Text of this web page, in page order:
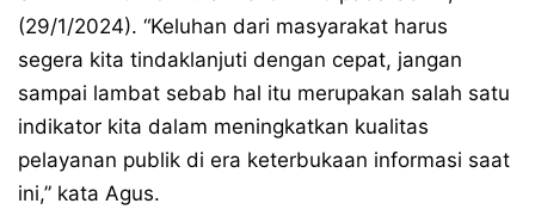
(29/1/2024). “Keluhan dari masyarakat harus
segera kita tindaklanjuti dengan cepat, jangan
sampai lambat sebab hal itu merupakan salah satu
indikator kita dalam meningkatkan kualitas
pelayanan publik di era keterbukaan informasi saat
ini,” kata Agus.